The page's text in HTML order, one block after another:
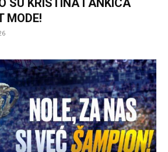
SU KRISTINA I ANKICA
MODE!